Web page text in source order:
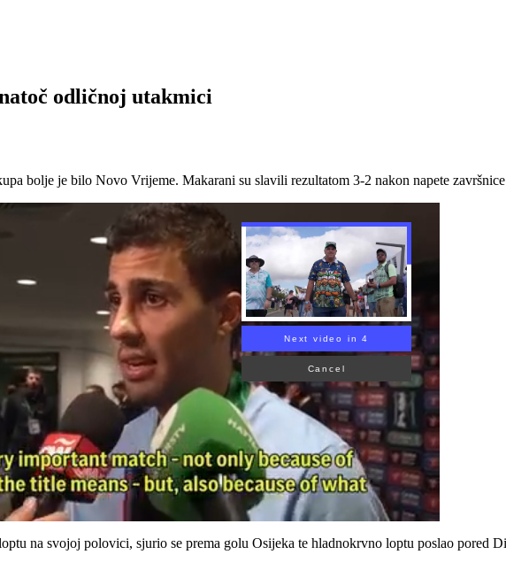
odličnoj utakmici
bolje je bilo Novo Vrijeme. Makarani su slavili rezultatom 3-2 nakon napete završnice
Next video in 3
Cancel
na svojoj polovici, sjurio se prema golu Osijeka te hladnokrvno loptu poslao pored